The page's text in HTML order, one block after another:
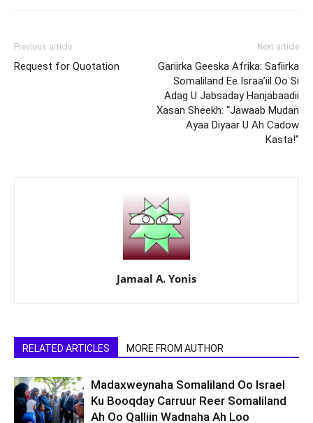
Previous article
Request for Quotation
Next article
Gariirka Geeska Afrika: Safiirka
Somaliland Ee Israa’iil Oo Si
Adag U Jabsaday Hanjabaadii
Xasan Sheekh: “Jawaab Mudan
Ayaa Diyaar U Ah Cadow
Kasta!”
Jamaal A. Yonis
RELATED ARTICLES MORE FROM AUTHOR
Madaxweynaha Somaliland Oo Israel
Ku Booqday Carruur Reer Somaliland
Ah Oo Qalliin Wadnaha Ah Loo